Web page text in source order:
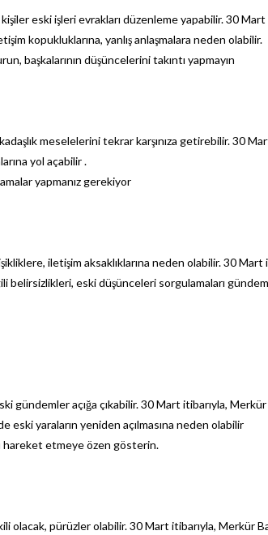
eski işleri evrakları düzenleme yapabilir. 30 Mart
kopukluklarına, yanlış anlaşmalara neden olabilir.
başkalarının düşüncelerini takıntı yapmayın
meselelerini tekrar karşınıza getirebilir. 30
yol açabilir .
yapmanız gerekiyor
iletişim aksaklıklarına neden olabilir. 30 Mart
belirsizlikleri, eski düşünceleri sorgulamaları
açığa çıkabilir. 30 Mart itibarıyla, Merkür
yaraların yeniden açılmasına neden olabilir
hareket etmeye özen gösterin.
olacak, pürüzler olabilir. 30 Mart itibarıyla, Merkür